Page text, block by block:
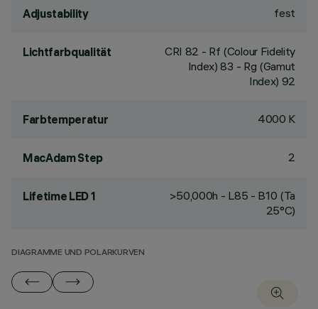
Adjustability fest
Lichtfarbqualität CRI 82 - Rf (Colour Fidelity
Index) 83 - Rg (Gamut
Index) 92
Farbtemperatur 4000 K
MacAdam Step 2
Lifetime LED 1
>50,000h - L85 - B10 (Ta
25°C)
DIAGRAMME UND POLARKURVEN